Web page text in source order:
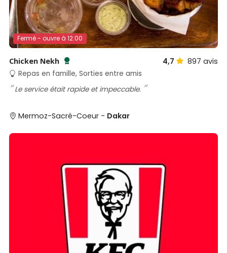
Fermé - ouvre à 12:00
Chicken Nekh
Testé et approuvé par SénéGuide
4,7 897 avis
Repas en famille, Sorties entre amis
Le service était rapide et impeccable.
Mermoz-Sacré-Coeur - Dakar